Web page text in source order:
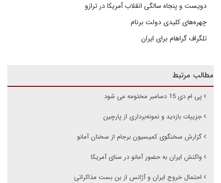
دویست و پنجاه سالگی انقلاب آمریکا در ترازو
چهره‌های کلیدی دولت برنام
تلگراف گراهام برای ایران
مطالب مرتبط
پی ام دی 15 دسامبر مختومه می شود
جزییات بازدید و نمونه‌برداری از پارچین
گزارش سخنگوی کمیسیون برجام از سخنان آمانو
واکنش ایران به حضور آمانو در سنای آمریکا
احتمال خروج ایران و آژانس از بن بست مذاکراتی